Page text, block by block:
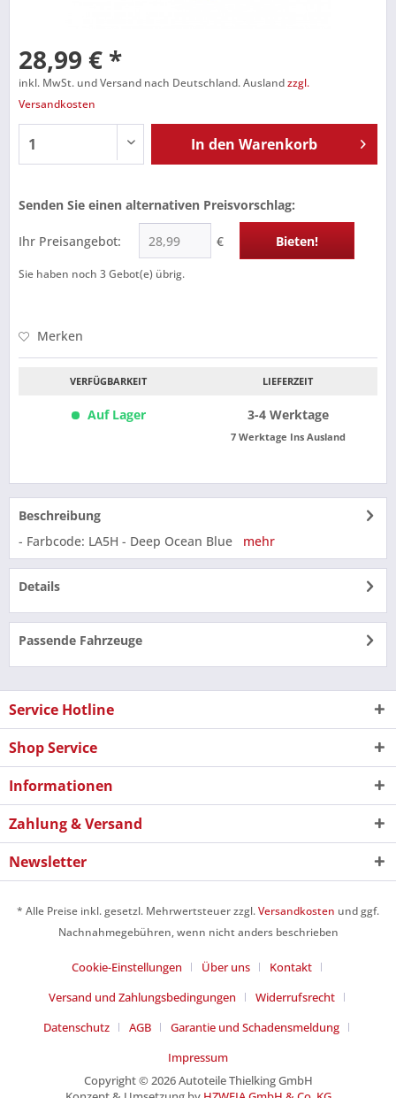
28,99 € *
inkl. MwSt. und Versand nach Deutschland. Auslandzzgl.
Versandkosten
In den Warenkorb
Senden Sie einen alternativen Preisvorschlag:
Ihr Preisangebot: € Bieten!
Sie haben noch 3Gebot(e) übrig.
Merken
VERFÜGBARKEIT
Auf Lager
LIEFERZEIT
3-4 Werktage
7 Werktage Ins Ausland
Beschreibung
- Farbcode: LA5H - Deep Ocean Blue mehr
Details
Passende Fahrzeuge
Service Hotline
Shop Service
Informationen
Zahlung & Versand
Newsletter
* Alle Preise inkl. gesetzl. Mehrwertsteuer zzgl.Versandkosten und ggf.
Nachnahmegebühren, wenn nicht anders beschrieben
Cookie-Einstellungen Über uns
Kontakt
Versand und Zahlungsbedingungen
Widerrufsrecht
Datenschutz
AGB
Garantie und Schadensmeldung
Impressum
Copyright © 2026 Autoteile Thielking GmbH